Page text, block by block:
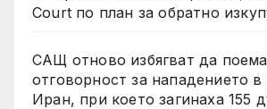
Court по план за обратно
САЩ отново избягват да
отговорност за нападението
Иран, при което загинаха 155